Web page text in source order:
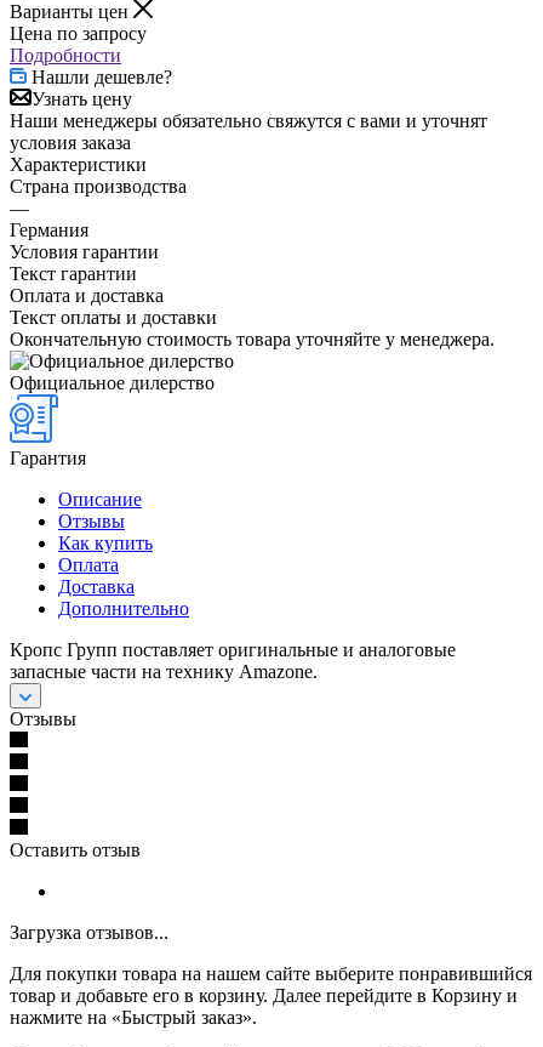
Варианты цен
Цена по запросу
Подробности
Нашли дешевле?
Узнать цену
Наши менеджеры обязательно свяжутся с вами и уточнят
условия заказа
Характеристики
Страна производства
—
Германия
Условия гарантии
Текст гарантии
Оплата и доставка
Текст оплаты и доставки
Окончательную стоимость товара уточняйте у менеджера.
Официальное дилерство
Гарантия
Описание
Отзывы
Как купить
Оплата
Доставка
Дополнительно
Кропс Групп поставляет оригинальные и аналоговые
запасные части на технику Amazone.
Отзывы
Оставить отзыв
Загрузка отзывов...
Для покупки товара на нашем сайте выберите понравившийся
товар и добавьте его в корзину. Далее перейдите в Корзину и
нажмите на «Быстрый заказ».